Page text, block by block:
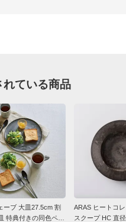
送料について
ワイト
ル20％、リブ部分…綿
方が多少異なります。
M L
でしっかりとした生地で
かりと取り付けてあるの
なさそうです。
作りで、パンツやスカー
完売していて残念です。
れている商品
ーブ 大皿27.5cm 割
特典付きの同色ペア
ARAS ヒートコ
スクープ HC 直